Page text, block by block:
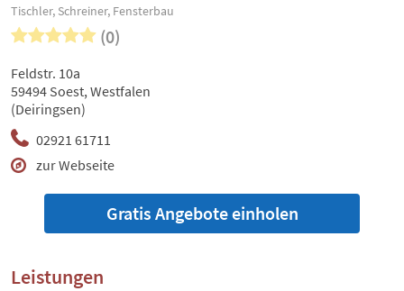
Tischler, Schreiner, Fensterbau
(0)
02921 61711
zur Webseite
Feldstr. 10a
59494 Soest, Westfalen
(Deiringsen)
Gratis Angebote einholen
Leistungen